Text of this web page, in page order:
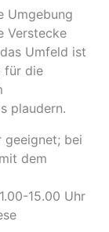
Umgebung
Verstecke
Umfeld ist
für die
plaudern.
geeignet; bei
dem
15.00 Uhr